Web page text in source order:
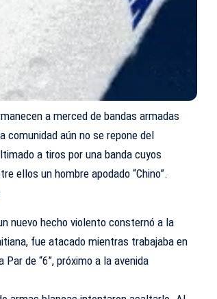
a merced de bandas armadas
comunidad aún no se repone del
a tiros por una banda cuyos
ellos un hombre apodado “Chino”.
nuevo hecho violento consternó a la
fue atacado mientras trabajaba en
de “6”, próximo a la avenida